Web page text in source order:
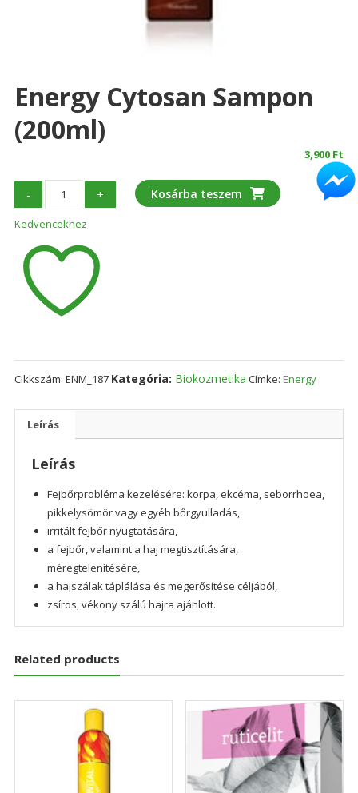
Energy Cytosan Sampon
(200ml)
3,900 Ft
-
Energy
Cytosan
sampon
(200ml)
mennyiség
+ Kosárba teszem
Kedvencekhez
Cikkszám: ENM_187 Kategória: Biokozmetika Címke: Energy
Leírás
Leírás
Fejbőrprobléma kezelésére: korpa, ekcéma, seborrhoea,
pikkelysömör vagy egyéb bőrgyulladás,
irritált fejbőr nyugtatására,
a fejbőr, valamint a haj megtisztítására,
méregtelenítésére,
a hajszálak táplálása és megerősítése céljából,
zsíros, vékony szálú hajra ajánlott.
Related products